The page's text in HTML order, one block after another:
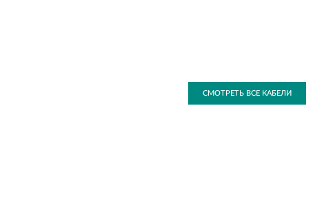
СМОТРЕТЬ ВСЕ КАБЕЛИ